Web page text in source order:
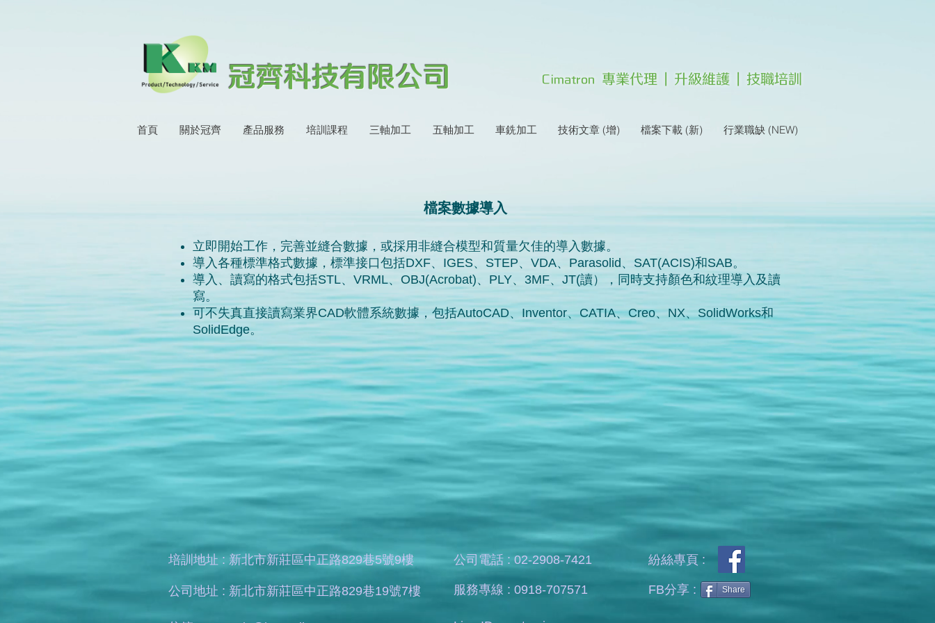
冠齊科技有限公司 Cimatron 專業代理 | 升級維護 | 技職培訓
首頁 關於冠齊 產品服務 培訓課程 三軸加工 五軸加工 車銑加工 技術文章 (增) 檔案下載 (新) 行業職缺 (NEW)
檔案數據導入
立即開始工作，完善並縫合數據，或採用非縫合模型和質量欠佳的導入數據。
導入各種標準格式數據，標準接口包括DXF、IGES、STEP、VDA、Parasolid、SAT(ACIS)和SAB。
導入、讀寫的格式包括STL、VRML、OBJ(Acrobat)、PLY、3MF、JT(讀），同時支持顏色和紋理導入及讀
寫。
可不失真直接讀寫業界CAD軟體系統數據，包括AutoCAD、Inventor、CATIA、Creo、NX、SolidWorks和
SolidEdge。
培訓地址 : 新北市新莊區中正路829巷5號9樓
公司地址 : 新北市新莊區中正路829巷19號7樓
​公司電話 : 02-2908-7421 ​紛絲專頁 :
​服務專線 : 0918-707571 ​FB分享 : Share